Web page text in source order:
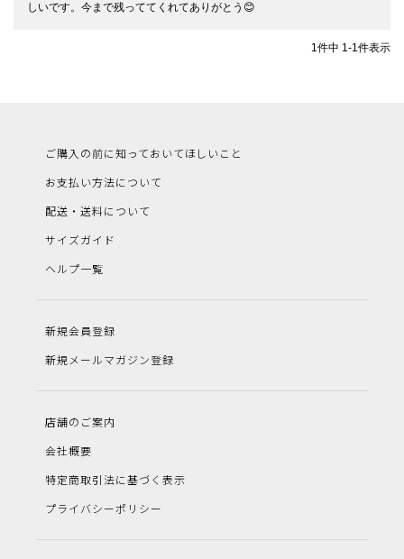
しいです。今まで残っててくれてありがとう😊
1件中 1-1件表示
ご購入の前に知っておいてほしいこと
お支払い方法について
配送・送料について
サイズガイド
ヘルプ一覧
新規会員登録
新規メールマガジン登録
店舗のご案内
会社概要
特定商取引法に基づく表示
プライバシーポリシー